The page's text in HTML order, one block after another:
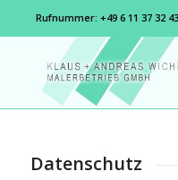
Rufnummer: +49 6 11 37 32
Datenschutz